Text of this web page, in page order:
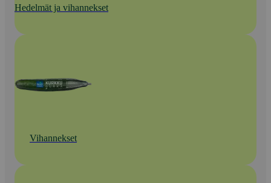
Hedelmät ja vihannekset
Vihannekset